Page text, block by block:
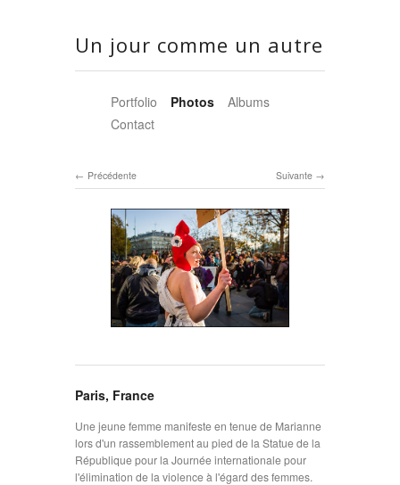
Un jour comme un autre
Portfolio Photos
Albums
Contact
Suivante
Précédente
Paris, France
Une jeune femme manifeste en tenue de Marianne
lors d'un rassemblement au pied de la Statue de la
République pour la Journée internationale pour
l'élimination de la violence à l'égard des femmes.